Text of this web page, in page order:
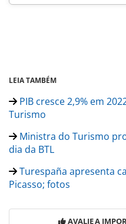
LEIA TAMBÉM
PIB cresce 2,9% em
Turismo
Ministra do Turismo
dia da BTL
Turespaña apresenta
Picasso; fotos
AVALIE A